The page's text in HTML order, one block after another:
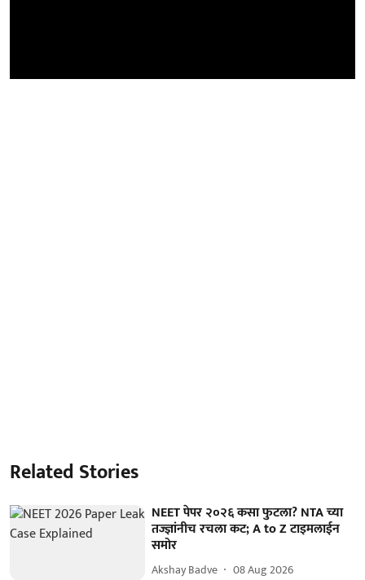
Related Stories
NEET पेपर २०२६ कसा फुटला? NTA च्या
तज्ज्ञांनीच रचला कट; A to Z टाइमलाईन
समोर
Akshay Badve 08 Aug 2026